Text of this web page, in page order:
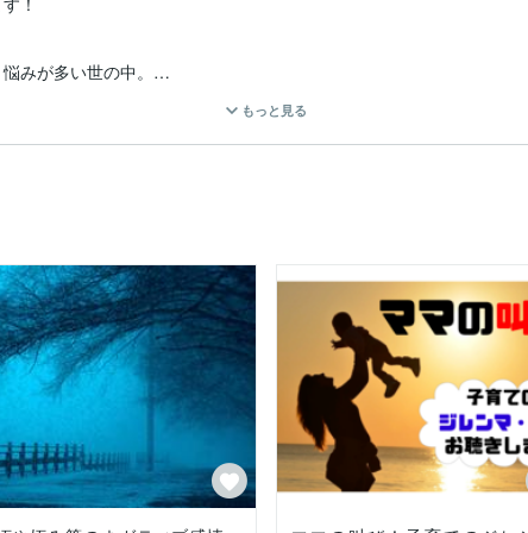
みが多い世の中。
くのは、かなり勇気がいることです。
ていきます。
よ！」
ったりするものですよ。
もっと見る